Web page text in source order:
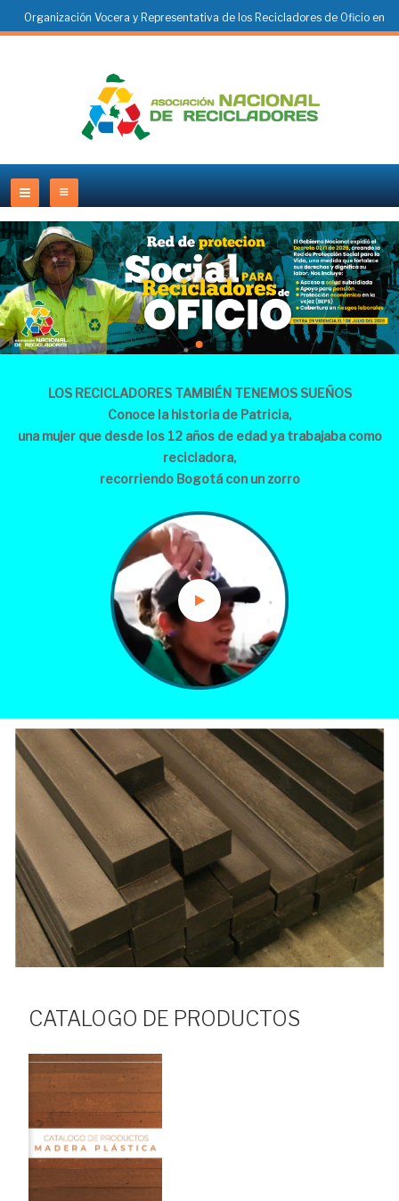
Organización Vocera y Representativa de los Recicladores de Oficio en
LOS RECICLADORES TAMBIÉN TENEMOS SUEÑOS
Conoce la historia de Patricia,
una mujer que desde los 12 años de edad ya trabajaba como
recicladora,
recorriendo Bogotá con un zorro
CATALOGO DE PRODUCTOS